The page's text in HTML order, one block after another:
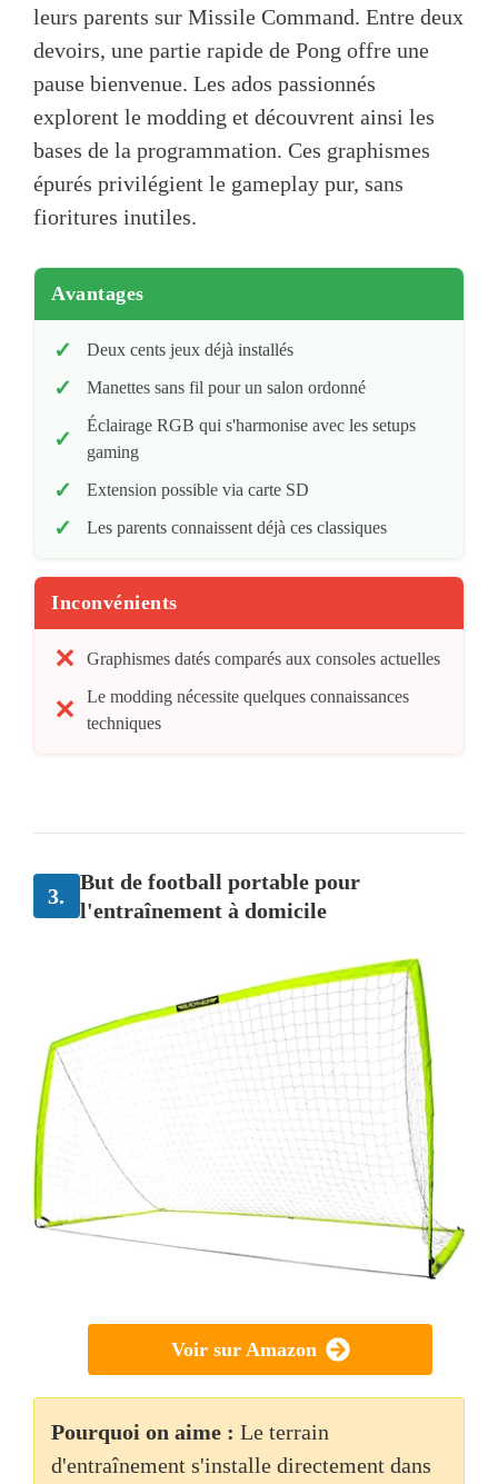
leurs parents sur Missile Command. Entre deux
devoirs, une partie rapide de Pong offre une
pause bienvenue. Les ados passionnés
explorent le modding et découvrent ainsi les
bases de la programmation. Ces graphismes
épurés privilégient le gameplay pur, sans
fioritures inutiles.
Avantages
Deux cents jeux déjà installés
Manettes sans fil pour un salon ordonné
Éclairage RGB qui s'harmonise avec les setups
gaming
Extension possible via carte SD
Les parents connaissent déjà ces classiques
Inconvénients
Graphismes datés comparés aux consoles actuelles
Le modding nécessite quelques connaissances
techniques
3.
But de football portable pour
l'entraînement à domicile
Voir sur Amazon
Pourquoi on aime : Le terrain
d'entraînement s'installe directement dans